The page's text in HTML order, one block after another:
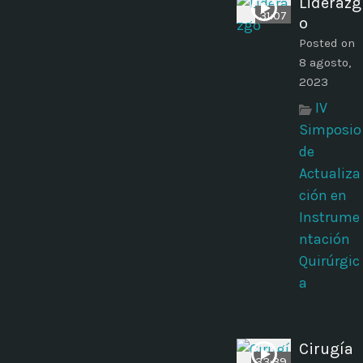
31:07
o
Posted on
8 agosto,
2023
IV
Simposio
de
Actualiza
ción en
Instrume
ntación
Quirúrgic
a
Cirugía